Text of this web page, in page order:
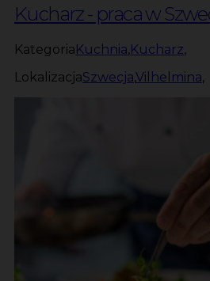
Kucharz - praca w
KategoriaKuchnia,Kucharz,
LokalizacjaSzwecja,Vilhelmina,